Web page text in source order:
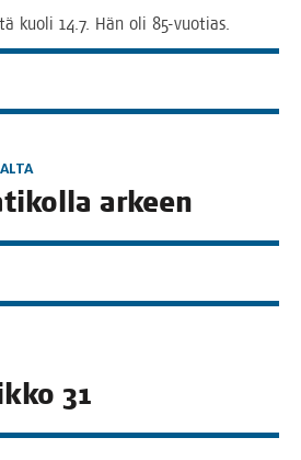
kuo­li 14.7. Hän oli 85-vuotias.
arkeen
31